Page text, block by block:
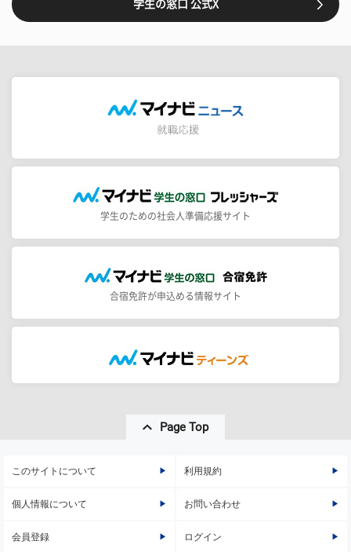
学生の窓口 公式X
学生のための社会人準備応援サイト
合宿免許が申込める情報サイト
Page Top
このサイトについて 利用規約
個人情報について お問い合わせ
会員登録 ログイン